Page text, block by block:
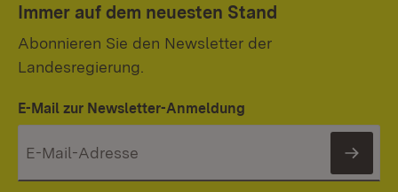
Immer auf dem neuesten Stand
Abonnieren Sie den Newsletter der
Landesregierung.
E-Mail zur Newsletter-Anmeldung